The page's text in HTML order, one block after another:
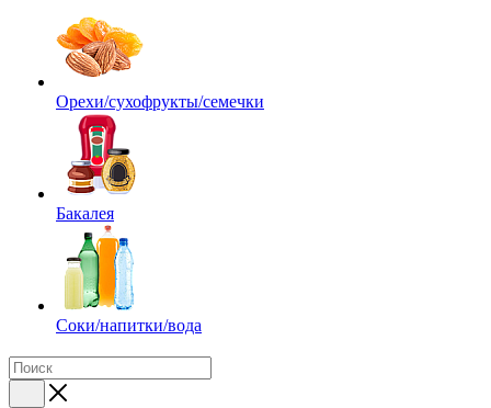
Орехи/сухофрукты/семечки
Бакалея
Соки/напитки/вода